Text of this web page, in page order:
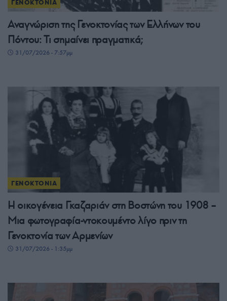
ΓΕΝΟΚΤΟΝΙΑ
Αναγνώριση της Γενοκτονίας των Ελλήνων του
Πόντου: Τι σημαίνει πραγματικά;
31/07/2026 - 7:57μμ
ΓΕΝΟΚΤΟΝΙΑ
Η οικογένεια Γκαζαριάν στη Βοστώνη του 1908 –
Μια φωτογραφία-ντοκουμέντο λίγο πριν τη
Γενοκτονία των Αρμενίων
31/07/2026 - 1:35μμ